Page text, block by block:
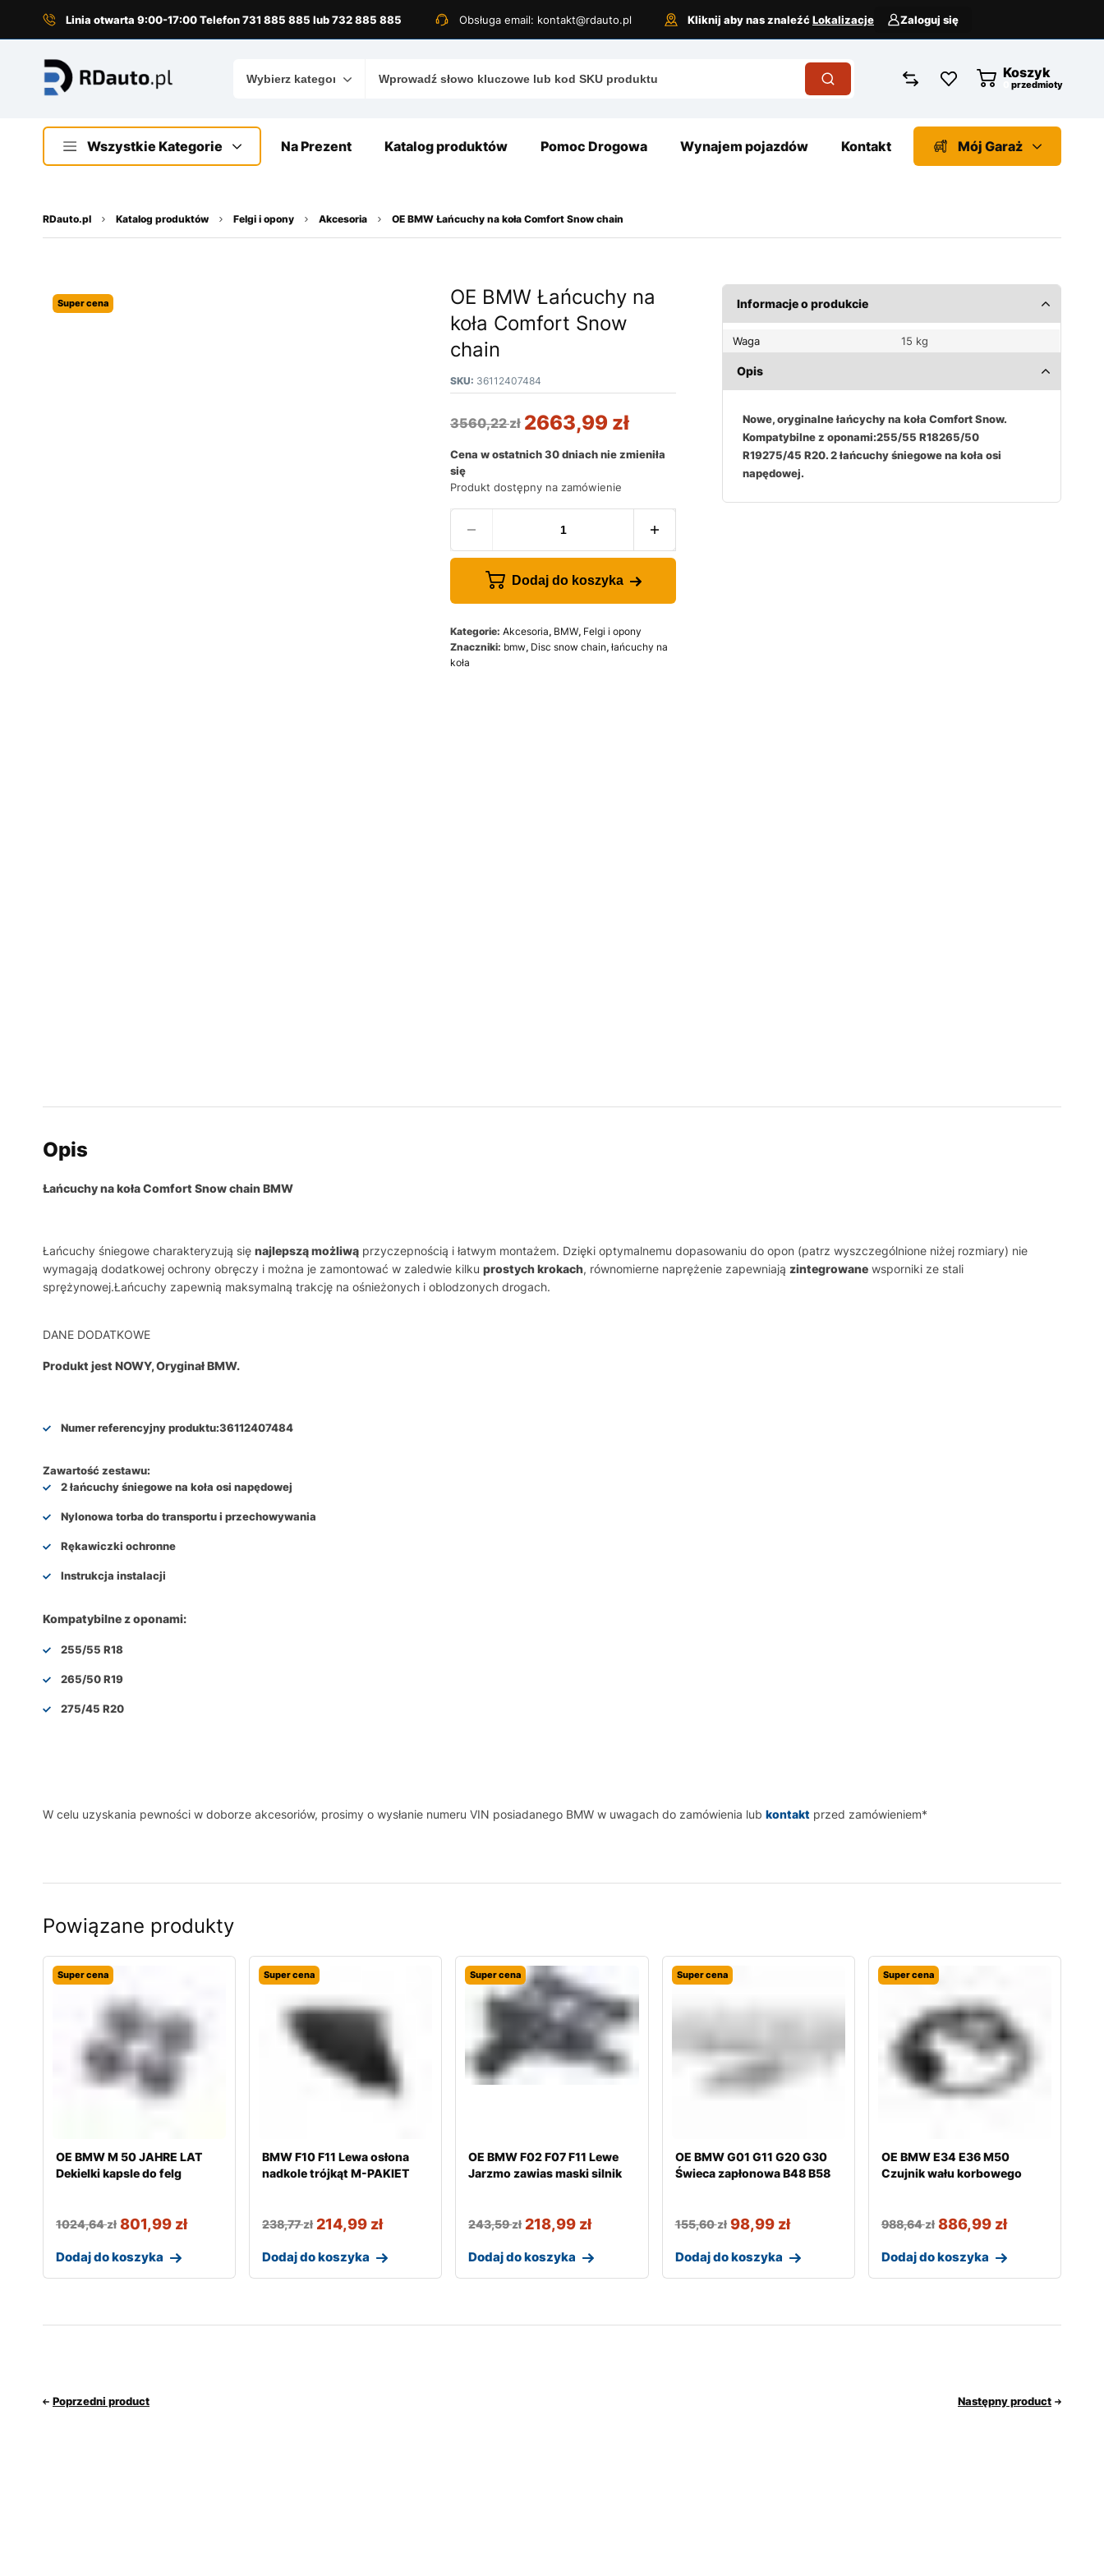
Linia otwarta 9:00-17:00 Telefon 731 885 885 lub 732 885 885 Obsługa email: kontakt@rdauto.pl Kliknij aby nas znaleźćLokalizacje Zaloguj się
Koszyk
przedmioty
Wszystkie Kategorie Na Prezent Katalog produktów Pomoc Drogowa Wynajem pojazdów Kontakt Mój Garaż
RDauto.pl Katalog produktów Felgi i opony Akcesoria OE BMW Łańcuchy na koła Comfort Snow chain
Super cena
OE BMW Łańcuchy na
koła Comfort Snow
chain
SKU: 36112407484
3560,22zł 2663,99 zł
Cena w ostatnich 30 dniach nie zmieniła
się
Produkt dostępny na zamówienie
Dodaj do koszyka
Kategorie: Akcesoria, BMW, Felgi i opony
Znaczniki: bmw, Disc snow chain, łańcuchy na
koła
Informacje o produkcie
Waga 15 kg
Opis
Nowe, oryginalne łańcychy na koła Comfort Snow.
Kompatybilne z oponami:255/55 R18265/50
R19275/45 R20. 2 łańcuchy śniegowe na koła osi
napędowej.
Opis
Łańcuchy na koła Comfort Snow chain BMW
Łańcuchy śniegowe charakteryzują się najlepszą możliwą przyczepnością i łatwym montażem. Dzięki optymalnemu dopasowaniu do opon (patrz wyszczególnione niżej rozmiary) nie
wymagają dodatkowej ochrony obręczy i można je zamontować w zaledwie kilku prostych krokach, równomierne naprężenie zapewniają zintegrowane wsporniki ze stali
sprężynowej.Łańcuchy zapewnią maksymalną trakcję na ośnieżonych i oblodzonych drogach.
DANE DODATKOWE
Produkt jest NOWY, Oryginał BMW.
Numer referencyjny produktu:36112407484
Zawartość zestawu:
2 łańcuchy śniegowe na koła osi napędowej
Nylonowa torba do transportu i przechowywania
Rękawiczki ochronne
Instrukcja instalacji
Kompatybilne z oponami:
255/55 R18
265/50 R19
275/45 R20
W celu uzyskania pewności w doborze akcesoriów, prosimy o wysłanie numeru VIN posiadanego BMW w uwagach do zamówienia lub kontakt przed zamówieniem*
Powiązane produkty
Super cena
OE BMW M 50 JAHRE LAT
Dekielki kapsle do felg
1024,64zł 801,99 zł
Dodaj do koszyka
Super cena
BMW F10 F11 Lewa osłona
nadkole trójkąt M-PAKIET
238,77zł 214,99 zł
Dodaj do koszyka
Super cena
OE BMW F02 F07 F11 Lewe
Jarzmo zawias maski silnik
243,59zł 218,99 zł
Dodaj do koszyka
Super cena
OE BMW G01 G11 G20 G30
Świeca zapłonowa B48 B58
155,60zł 98,99 zł
Dodaj do koszyka
Super cena
OE BMW E34 E36 M50
Czujnik wału korbowego
988,64zł 886,99 zł
Dodaj do koszyka
Poprzedni product Następny product